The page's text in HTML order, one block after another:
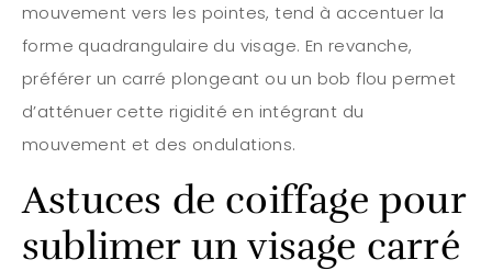
mouvement vers les pointes, tend à accentuer la
forme quadrangulaire du visage. En revanche,
préférer un carré plongeant ou un bob flou permet
d’atténuer cette rigidité en intégrant du
mouvement et des ondulations.
Astuces de coiffage pour
sublimer un visage carré